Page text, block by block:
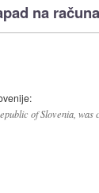
na
of Slovenia, was